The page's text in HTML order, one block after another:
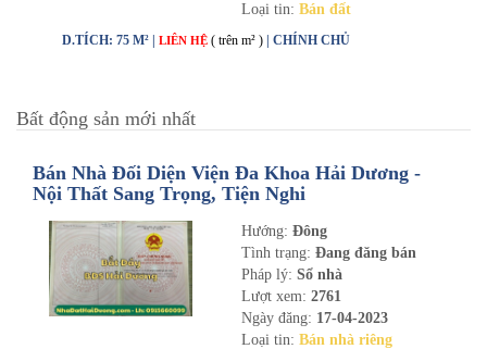
Loại tin: Bán đất
D.TÍCH: 75 M² | LIÊN HỆ ( trên m² ) | CHÍNH CHỦ
Bất động sản mới nhất
Bán Nhà Đối Diện Viện Đa Khoa Hải Dương -
Nội Thất Sang Trọng, Tiện Nghi
Hướng: Đông
Tình trạng: Đang đăng bán
Pháp lý: Sổ nhà
Lượt xem: 2761
Ngày đăng: 17-04-2023
Loại tin: Bán nhà riêng